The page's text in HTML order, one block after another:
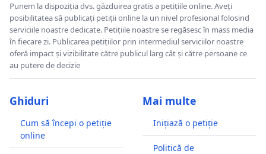
Punem la dispoziția dvs. găzduirea gratis a petițiile online. Aveți
posibilitatea să publicați petiții online la un nivel profesional folosind
serviciile noastre dedicate. Petițiile noastre se regăsesc în mass media
în fiecare zi. Publicarea petițiilor prin intermediul serviciilor noastre
oferă impact și vizibilitate către publicul larg cât și către persoane ce
au putere de decizie
Ghiduri
Cum să începi o petiție
online
Mai multe
Inițiază o petiție
Politică de